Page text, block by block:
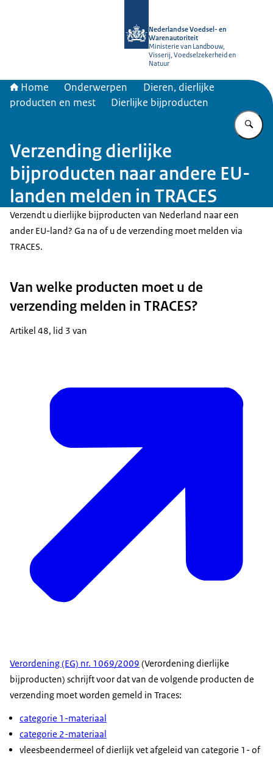
Nederlandse Voedsel- en
Warenautoriteit
Ministerie van Landbouw,
Visserij, Voedselzekerheid en
Natuur
Home Onderwerpen
Dieren, dierlijke
producten en mest
Dierlijke bijproducten
Verzending dierlijke
bijproducten naar andere EU-
landen melden in TRACES
Verzendt u dierlijke bijproducten van Nederland naar een
ander EU-land? Ga na of u de verzending moet melden via
TRACES.
Van welke producten moet u de
verzending melden in TRACES?
Artikel 48, lid 3 van
Verordening (EG) nr. 1069/2009 (Verordening dierlijke
bijproducten) schrijft voor dat van de volgende producten de
verzending moet worden gemeld in Traces:
categorie 1-materiaal
categorie 2-materiaal
vleesbeendermeel of dierlijk vet afgeleid van categorie 1- of